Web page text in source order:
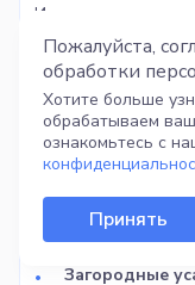
Ищете идеальное
свадьбы, просто
поесть? Наш
заведениям
сравните сотни
бюджета.
Рестораны и
кофеен для
ресторанов с
Загородные
Пожалуйста,
обработки
Хотите больше
обрабатываем
ознакомьтесь с
Принять